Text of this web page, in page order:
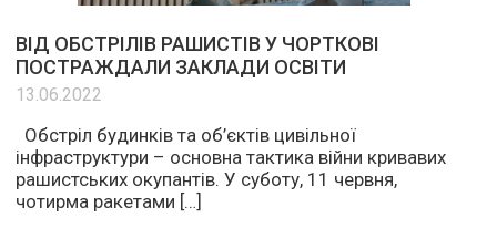
ВІД ОБСТРІЛІВ РАШИСТІВ У ЧОРТКОВІ
ПОСТРАЖДАЛИ ЗАКЛАДИ ОСВІТИ
13.06.2022
Обстріл будинків та об’єктів цивільної
інфраструктури – основна тактика війни кривавих
рашистських окупантів. У суботу, 11 червня,
чотирма ракетами […]